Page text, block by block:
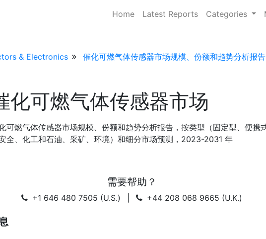
Home Latest Reports Categories
& Electronics 催化可燃气体传感器市场规模、份额和趋势分析报
化可燃气体传感器市场
可燃气体传感器市场规模、份额和趋势分析报告，按类型（固定型、便携
全、化工和石油、采矿、环境）和细分市场预测，2023-2031 年
需要帮助？
+1 646 480 7505 (U.S.) +44 208 068 9665 (U.K.)